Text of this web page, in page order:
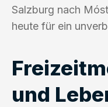
Salzburg nach
heute für ein
und